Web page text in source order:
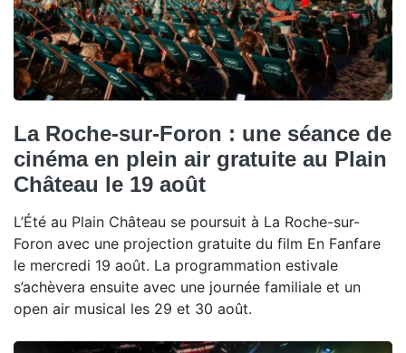
La Roche-sur-Foron : une séance de
cinéma en plein air gratuite au Plain
Château le 19 août
L’Été au Plain Château se poursuit à La Roche-sur-
Foron avec une projection gratuite du film En Fanfare
le mercredi 19 août. La programmation estivale
s’achèvera ensuite avec une journée familiale et un
open air musical les 29 et 30 août.